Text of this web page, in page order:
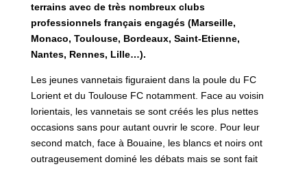
terrains avec de très nombreux clubs
professionnels français engagés (Marseille,
Monaco, Toulouse, Bordeaux, Saint-Etienne,
Nantes, Rennes, Lille…).
Les jeunes vannetais figuraient dans la poule du FC
Lorient et du Toulouse FC notamment. Face au voisin
lorientais, les vannetais se sont créés les plus nettes
occasions sans pour autant ouvrir le score. Pour leur
second match, face à Bouaine, les blancs et noirs ont
outrageusement dominé les débats mais se sont fait